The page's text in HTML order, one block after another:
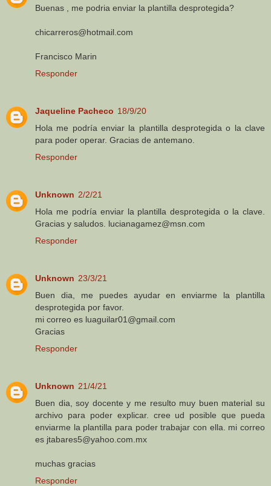
Buenas , me podria enviar la plantilla desprotegida?
chicarreros@hotmail.com
Francisco Marin
Responder
Jaqueline Pacheco 18/9/20
Hola me podría enviar la plantilla desprotegida o la clave
para poder operar. Gracias de antemano.
Responder
Unknown 2/2/21
Hola me podría enviar la plantilla desprotegida o la clave.
Gracias y saludos. lucianagamez@msn.com
Responder
Unknown 23/3/21
Buen dia, me puedes ayudar en enviarme la plantilla
desprotegida por favor.
mi correo es luaguilar01@gmail.com
Gracias
Responder
Unknown 21/4/21
Buen dia, soy docente y me resulto muy buen material su
archivo para poder explicar. cree ud posible que pueda
enviarme la plantilla para poder trabajar con ella. mi correo
es jtabares5@yahoo.com.mx
muchas gracias
Responder